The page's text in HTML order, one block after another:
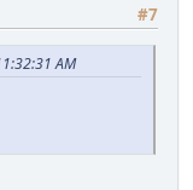
#7
AM